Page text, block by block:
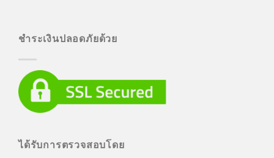
ชำระเงินปลอดภัยด้วย
ได้รับการตรวจสอบโดย